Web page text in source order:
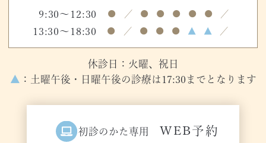
9:30～12:30 ● ／ ● ● ● ● ● ／
13:30～18:30 ● ／ ● ● ● ▲ ▲ ／
休診日：火曜、祝日
▲ ：土曜午後・日曜午後の診療は17:30までとなります
初診のかた専用 WEB予約